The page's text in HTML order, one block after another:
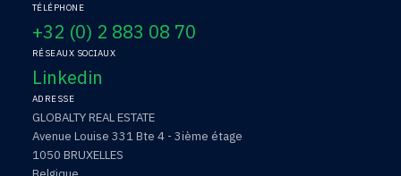
TÉLÉPHONE
+32 (0) 2 883 08 70
RÉSEAUX SOCIAUX
Linkedin
ADRESSE
GLOBALTY REAL ESTATE
Avenue Louise 331 Bte 4 - 3ième étage
1050 BRUXELLES